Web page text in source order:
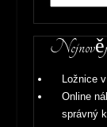
Ložnice
Online
správný